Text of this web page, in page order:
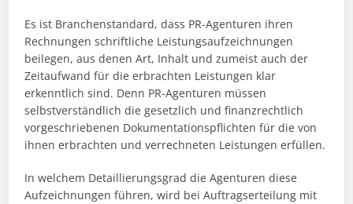
Es ist Branchenstandard, dass PR-Agenturen ihren
Rechnungen schriftliche Leistungsaufzeichnungen
beilegen, aus denen Art, Inhalt und zumeist auch der
Zeitaufwand für die erbrachten Leistungen klar
erkenntlich sind. Denn PR-Agenturen müssen
selbstverständlich die gesetzlich und finanzrechtlich
vorgeschriebenen Dokumentationspflichten für die von
ihnen erbrachten und verrechneten Leistungen erfüllen.
In welchem Detaillierungsgrad die Agenturen diese
Aufzeichnungen führen, wird bei Auftragserteilung mit